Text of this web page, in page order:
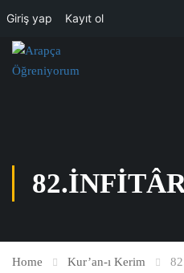
Giriş yap Kayıt ol
Home Kur’an-ı Kerim